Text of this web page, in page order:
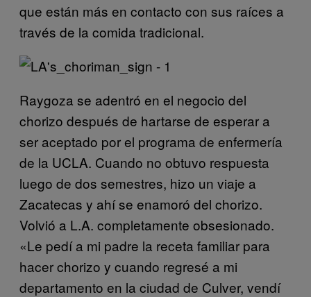
que están más en contacto con sus raíces a
través de la comida tradicional.
Raygoza se adentró en el negocio del
chorizo después de hartarse de esperar a
ser aceptado por el programa de enfermería
de la UCLA. Cuando no obtuvo respuesta
luego de dos semestres, hizo un viaje a
Zacatecas y ahí se enamoró del chorizo.
Volvió a L.A. completamente obsesionado.
«Le pedí a mi padre la receta familiar para
hacer chorizo y cuando regresé a mi
departamento en la ciudad de Culver, vendí